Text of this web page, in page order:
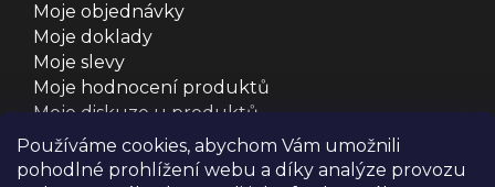
Používáme cookies, abychom Vám umožnili
pohodlné prohlížení webu a díky analýze provozu
Moje objednávky
Moje doklady
Moje slevy
Moje hodnocení produktů
Moje diskuze u produktů